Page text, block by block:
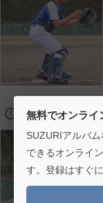
🕔 2018/04/14 13:00
無料でオンライ
SUZURIアルバ
できるオンライ
す。登録はすぐ